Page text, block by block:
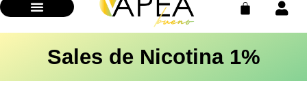
Sales de Nicotina 1%